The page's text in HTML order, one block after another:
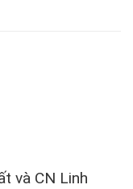
và CN Linh